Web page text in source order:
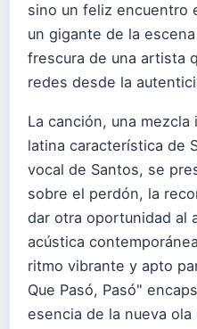
sino un feliz encuentro
un gigante de la
frescura de una artista
redes desde la
La canción, una
latina característica de
vocal de Santos, se
sobre el perdón, la
dar otra oportunidad al
acústica
ritmo vibrante y apto
Que Pasó, Pasó"
esencia de la nueva